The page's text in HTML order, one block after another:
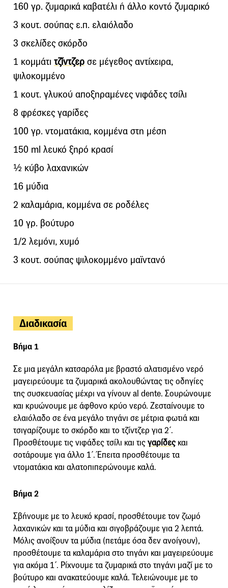
160 γρ. ζυμαρικά καβατέλι ή άλλο κοντό ζυμαρικό
3 κουτ. σούπας ε.π. ελαιόλαδο
3 σκελίδες σκόρδο
1 κομμάτι τζίντζερ σε μέγεθος αντίχειρα,
ψιλοκομμένο
1 κουτ. γλυκού αποξηραμένες νιφάδες τσίλι
8 φρέσκες γαρίδες
100 γρ. ντοματάκια, κομμένα στη μέση
150 ml λευκό ξηρό κρασί
½ κύβο λαχανικών
16 μύδια
2 καλαμάρια, κομμένα σε ροδέλες
10 γρ. βούτυρο
1/2 λεμόνι, χυμό
3 κουτ. σούπας ψιλοκομμένο μαϊντανό
Διαδικασία
Βήμα 1
Σε μια μεγάλη κατσαρόλα με βραστό αλατισμένο νερό
μαγειρεύουμε τα ζυμαρικά ακολουθώντας τις οδηγίες
της συσκευασίας μέχρι να γίνουν al dente. Σουρώνουμε
και κρυώνουμε με άφθονο κρύο νερό. Ζεσταίνουμε το
ελαιόλαδο σε ένα μεγάλο τηγάνι σε μέτρια φωτιά και
τσιγαρίζουμε το σκόρδο και το τζίντζερ για 2΄.
Προσθέτουμε τις νιφάδες τσίλι και τιςγαρίδες και
σοτάρουμε για άλλο 1΄. Έπειτα προσθέτουμε τα
ντοματάκια και αλατοπιπερώνουμε καλά.
Βήμα 2
Σβήνουμε με το λευκό κρασί, προσθέτουμε τον ζωμό
λαχανικών και τα μύδια και σιγοβράζουμε για 2 λεπτά.
Μόλις ανοίξουν τα μύδια (πετάμε όσα δεν ανοίγουν),
προσθέτουμε τα καλαμάρια στο τηγάνι και μαγειρεύουμε
για ακόμα 1΄. Ρίχνουμε τα ζυμαρικά στο τηγάνι μαζί με το
βούτυρο και ανακατεύουμε καλά. Τελειώνουμε με το